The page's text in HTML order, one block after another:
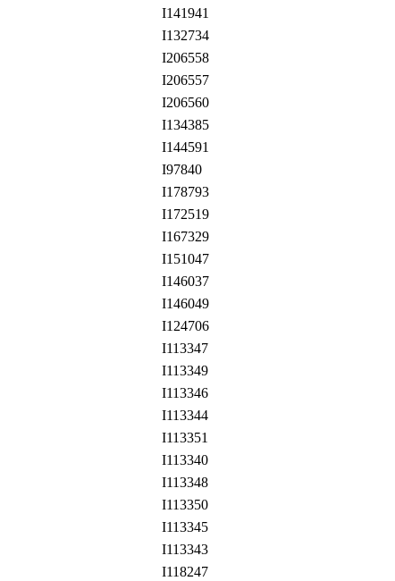
I141941
I132734
I206558
I206557
I206560
I134385
I144591
I97840
I178793
I172519
I167329
I151047
I146037
I146049
I124706
I113347
I113349
I113346
I113344
I113351
I113340
I113348
I113350
I113345
I113343
I118247